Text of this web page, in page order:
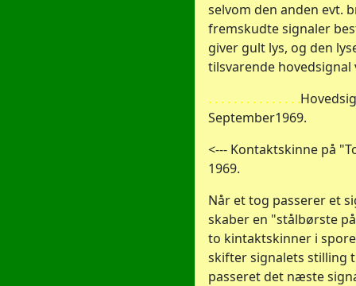
selvom den anden evt.
fremskudte signaler
giver gult lys, og den
tilsvarende hovedsignal
. . . . . . . . . . . . . . .
September1969.
<--- Kontaktskinne på
1969.
Når et tog passerer et
skaber en "stålbørste
to kintaktskinner i
skifter signalets stilling
passeret det næste